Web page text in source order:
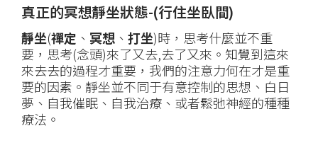
真正的冥想靜坐狀態-(行住坐臥間)
靜坐(禪定 、 冥想 、打坐)時，思考什麼並不重
要，思考(念頭)來了又去,去了又來。知覺到這來
來去去的過程才重要，我們的注意力何在才是重
要的因素。靜坐並不同于有意控制的思想、白日
夢、自我催眠、自我治療、或者鬆弛神經的種種
療法。